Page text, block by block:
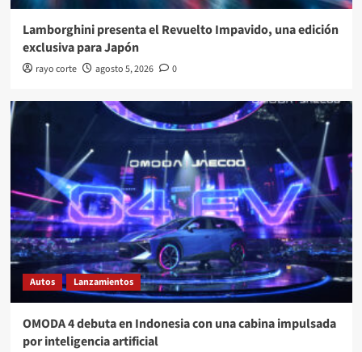
Lamborghini presenta el Revuelto Impavido, una edición
exclusiva para Japón
rayo corte agosto 5, 2026 0
Autos Lanzamientos
OMODA 4 debuta en Indonesia con una cabina impulsada
por inteligencia artificial